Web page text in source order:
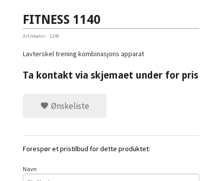
FITNESS 1140
Artikkelnr.: 1140
Lavterskel trening kombinasjons apparat
Ta kontakt via skjemaet under for pris
Ønskeliste
Forespør et pristilbud for dette produktet:
Navn